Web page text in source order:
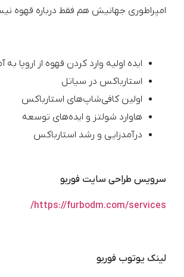
امپراطوری جهانیش هم فقط درباره قهوه
ایده اولیه وارد کردن قهوه از اروپا به
استارباکس در سیاتل
اولین کافی‌شاپ‌های استارباکس
هاوارد شولتز و ایده‌های توسعه
درآمدزایی و رشد استارباکس
سرویس طراحی سایت فوربو
https://furbodm.com/services/
لینک یوتوب فوربو